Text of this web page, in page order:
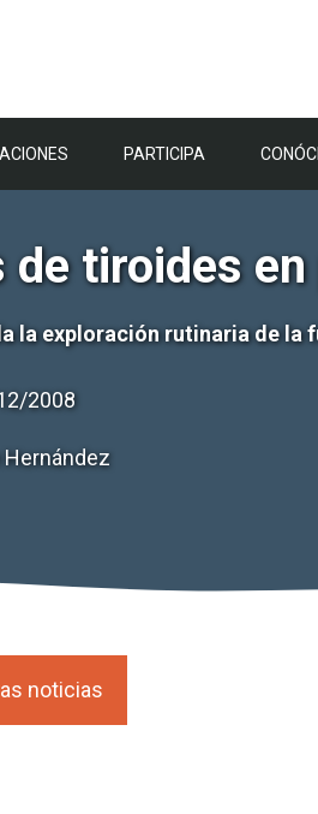
PARTICIPA
tiroides
la exploración rutinaria de la
2008
noticias